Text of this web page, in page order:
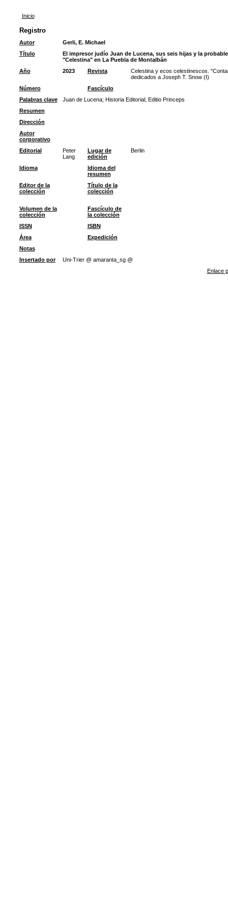
Inicio
Registro
Autor
Gerli, E. Michael
Título
El impresor judío Juan de Lucena, sus seis hijas y la
"Celestina" en La Puebla de Montalbán
Año
2023 Revista
Celestina y ecos celestinescos.
dedicados a Joseph T. Snow (I)
Número
Fascículo
Palabras clave
Juan de Lucena; Historia Editorial; Editio Princeps
Resumen
Dirección
Autor
corporativo
Editorial
Peter
Lang
Lugar de
edición
Berlin
Idioma
Idioma del
resumen
Editor de la
colección
Título de la
colección
Volumen de la
colección
Fascículo de
la colección
ISSN
ISBN
Área
Expedición
Notas
Insertado por
Uni-Trier @ amaranta_sg @
Enlace